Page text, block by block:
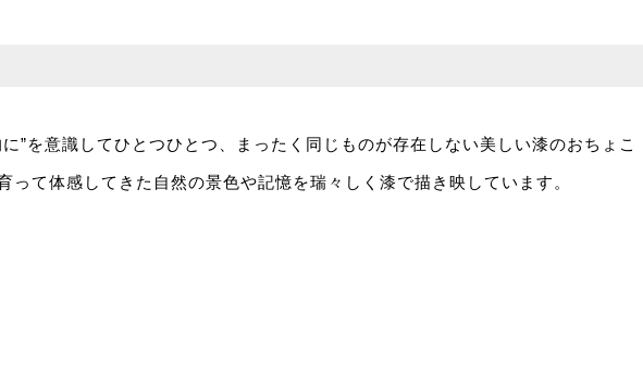
”を意識してひとつひとつ、まったく同じものが存在しない美しい漆のおちょこ
って体感してきた自然の景色や記憶を瑞々しく漆で描き映しています。